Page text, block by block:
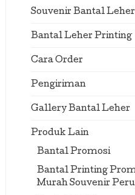
Souvenir Bantal
Bantal Leher Printing
Cara Order
Pengiriman
Gallery Bantal Leher
Produk Lain
Bantal Promosi
Bantal Printing
Murah Souvenir